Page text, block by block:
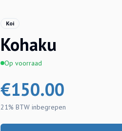
Koi
Kohaku
Op voorraad
€150.00
21% BTW inbegrepen